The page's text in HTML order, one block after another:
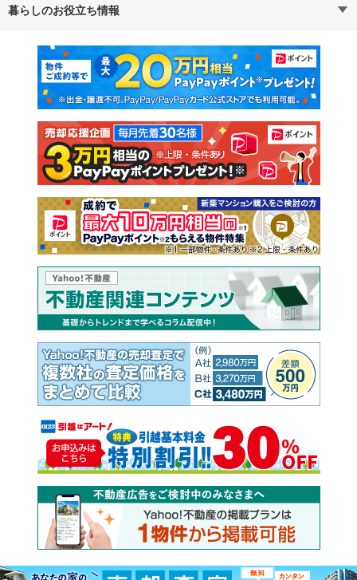
不動産・住宅
新築マンション 中古マンション
新築一戸建て 中古一戸建て
注文住宅 土地
売却査定
暮らしのお役立ち情報
マンションカタログ 教えて！住まいの先生